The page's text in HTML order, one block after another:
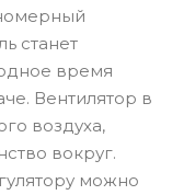
станет
время
Вентилятор в
воздуха,
вокруг.
можно